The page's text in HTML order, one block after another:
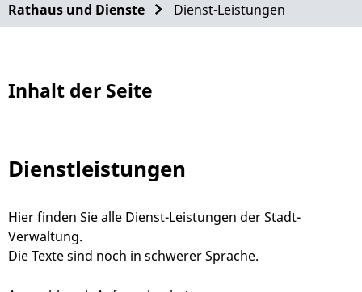
Rathaus und Dienste Dienst-Leistungen
Inhalt der Seite
Dienstleistungen
Hier finden Sie alle Dienst-Leistungen der Stadt-
Verwaltung.
Die Texte sind noch in schwerer Sprache.